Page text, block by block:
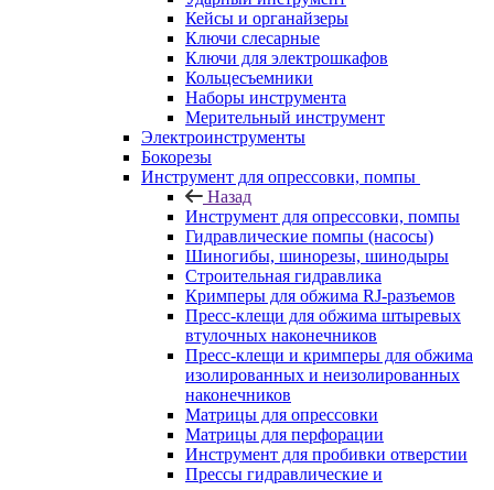
Кейсы и органайзеры
Ключи слесарные
Ключи для электрошкафов
Кольцесъемники
Наборы инструмента
Мерительный инструмент
Электроинструменты
Бокорезы
Инструмент для опрессовки, помпы
Назад
Инструмент для опрессовки, помпы
Гидравлические помпы (насосы)
Шиногибы, шинорезы, шинодыры
Строительная гидравлика
Кримперы для обжима RJ-разъемов
Пресс-клещи для обжима штыревых
втулочных наконечников
Пресс-клещи и кримперы для обжима
изолированных и неизолированных
наконечников
Матрицы для опрессовки
Матрицы для перфорации
Инструмент для пробивки отверстии
Прессы гидравлические и